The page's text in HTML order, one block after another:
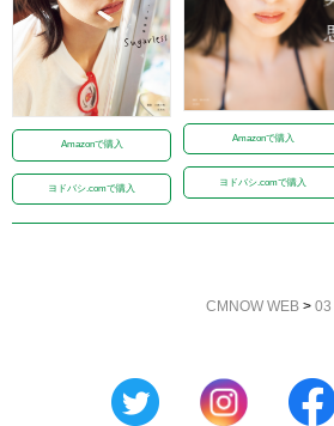
Amazonで購入
ヨドバシ.comで購入
Amazonで購入
ヨドバシ.comで購入
CMNOW WEB> 03